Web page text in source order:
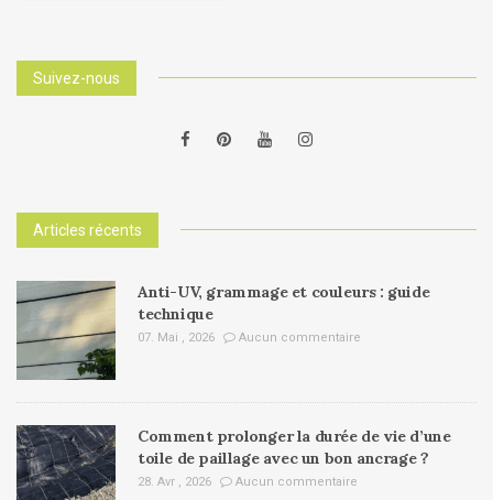
Suivez-nous
Articles récents
Anti-UV, grammage et couleurs : guide
technique
07. Mai , 2026 Aucun commentaire
Comment prolonger la durée de vie d’une
toile de paillage avec un bon ancrage ?
28. Avr , 2026 Aucun commentaire